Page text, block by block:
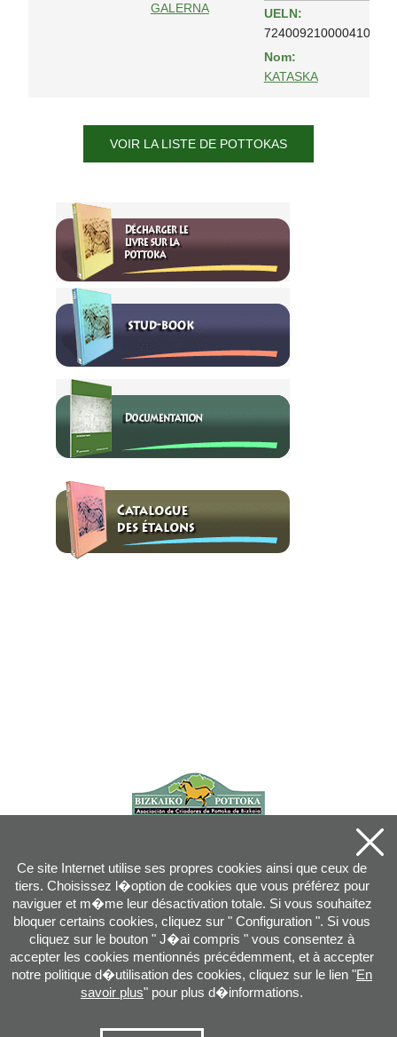
GALERNA
UELN:
724009210000410
Nom:
KATASKA
VOIR LA LISTE DE POTTOKAS
info@pottoka.info
Ce site Internet utilise ses propres cookies ainsi que ceux de
tiers. Choisissez l�option de cookies que vous préférez pour
naviguer et m�me leur désactivation totale. Si vous souhaitez
bloquer certains cookies, cliquez sur " Configuration ". Si vous
cliquez sur le bouton " J�ai compris " vous consentez à
accepter les cookies mentionnés précédemment, et à accepter
notre politique d�utilisation des cookies, cliquez sur le lien "En
savoir plus" pour plus d�informations.